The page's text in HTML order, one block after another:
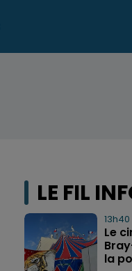
LE FIL
13h40
Le
la